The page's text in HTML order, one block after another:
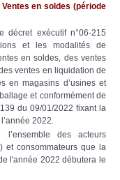
en soldes (période
décret exécutif n°06-215
et les modalités de
en soldes, des ventes
ventes en liquidation de
en magasins d’usines et
et conformément de
du 09/01/2022 fixant la
2022.
des acteurs
et consommateurs que la
l'année 2022 débutera le